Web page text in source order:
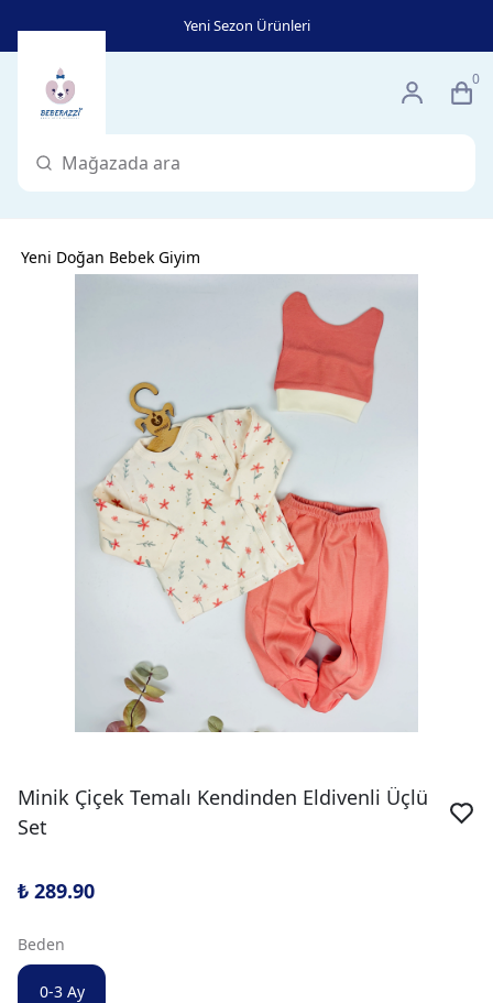
Yeni Sezon Ürünleri
0
Yeni Doğan Bebek Giyim
Minik Çiçek Temalı Kendinden Eldivenli Üçlü
Set
₺ 289.90
Beden
0-3 Ay